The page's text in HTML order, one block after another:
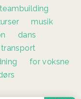
teambuilding
musik
dans
transport
for voksne